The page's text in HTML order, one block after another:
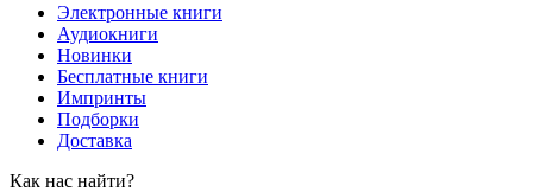
Электронные книги
Аудиокниги
Новинки
Бесплатные книги
Импринты
Подборки
Доставка
Как нас найти?